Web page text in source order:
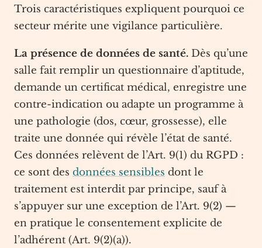
Trois caractéristiques expliquent pourquoi ce
secteur mérite une vigilance particulière.
La présence de données de santé. Dès qu’une
salle fait remplir un questionnaire d’aptitude,
demande un certificat médical, enregistre une
contre-indication ou adapte un programme à
une pathologie (dos, cœur, grossesse), elle
traite une donnée qui révèle l’état de santé.
Ces données relèvent de l’Art. 9(1) du RGPD :
ce sont des données sensibles dont le
traitement est interdit par principe, sauf à
s’appuyer sur une exception de l’Art. 9(2) —
en pratique le consentement explicite de
l’adhérent (Art. 9(2)(a)).